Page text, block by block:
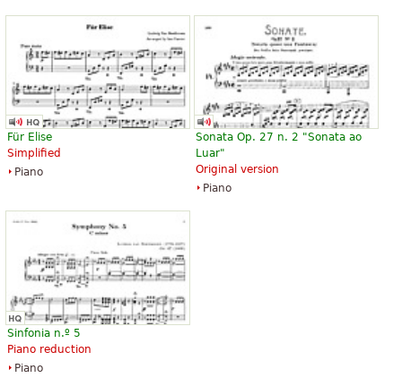
Symphony No. 9 with final
chorus "An die Freude"
$10.95
Für Elise
Simplified
Piano
Sonata Op. 27 n. 2 "Sonata ao
Luar"
Original version
Piano
Sinfonia n.º 5
Piano reduction
Piano